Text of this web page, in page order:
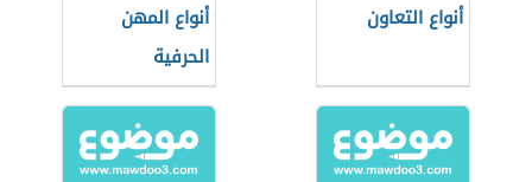
أنواع التعاون
أنواع المهن
الحرفية